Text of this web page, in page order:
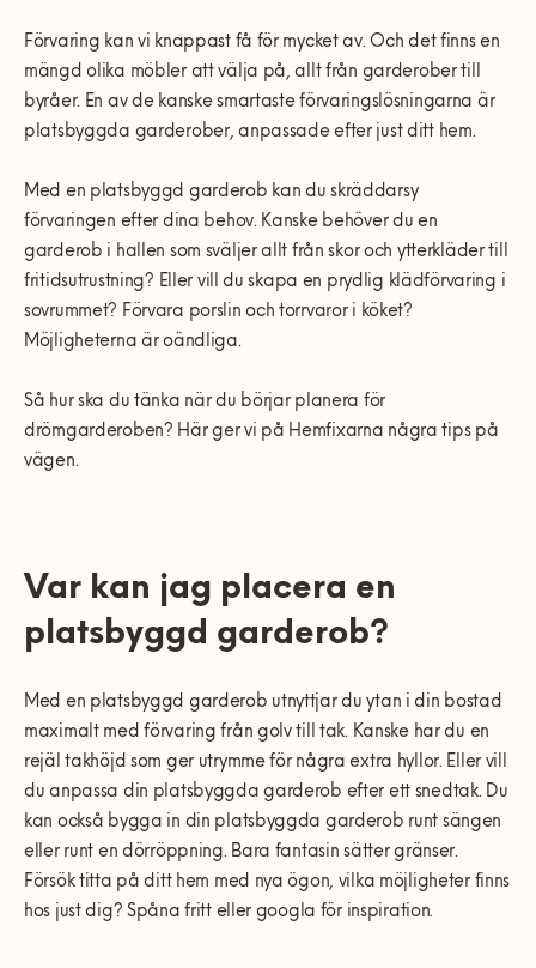
Utomhusinstallationer
Var finns vi?
Våra Fixare
Förvaring kan vi knappast få för mycket av. Och det finns en
mängd olika möbler att välja på, allt från garderober till
byråer. En av de kanske smartaste förvaringslösningarna är
platsbyggda garderober, anpassade efter just ditt hem.
Med en platsbyggd garderob kan du skräddarsy
förvaringen efter dina behov. Kanske behöver du en
garderob i hallen som sväljer allt från skor och ytterkläder till
fritidsutrustning? Eller vill du skapa en prydlig klädförvaring i
sovrummet? Förvara porslin och torrvaror i köket?
Möjligheterna är oändliga.
Så hur ska du tänka när du börjar planera för
drömgarderoben? Här ger vi på Hemfixarna några tips på
vägen.
Var kan jag placera en
platsbyggd garderob?
Med en platsbyggd garderob utnyttjar du ytan i din bostad
maximalt med förvaring från golv till tak. Kanske har du en
rejäl takhöjd som ger utrymme för några extra hyllor. Eller vill
du anpassa din platsbyggda garderob efter ett snedtak. Du
kan också bygga in din platsbyggda garderob runt sängen
eller runt en dörröppning. Bara fantasin sätter gränser.
Försök titta på ditt hem med nya ögon, vilka möjligheter finns
hos just dig? Spåna fritt eller googla för inspiration.